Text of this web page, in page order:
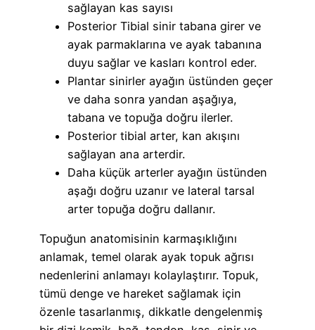
sağlayan kas sayısı
Posterior Tibial sinir tabana girer ve
ayak parmaklarına ve ayak tabanına
duyu sağlar ve kasları kontrol eder.
Plantar sinirler ayağın üstünden geçer
ve daha sonra yandan aşağıya,
tabana ve topuğa doğru ilerler.
Posterior tibial arter, kan akışını
sağlayan ana arterdir.
Daha küçük arterler ayağın üstünden
aşağı doğru uzanır ve lateral tarsal
arter topuğa doğru dallanır.
Topuğun anatomisinin karmaşıklığını
anlamak, temel olarak ayak topuk ağrısı
nedenlerini anlamayı kolaylaştırır. Topuk,
tümü denge ve hareket sağlamak için
özenle tasarlanmış, dikkatle dengelenmiş